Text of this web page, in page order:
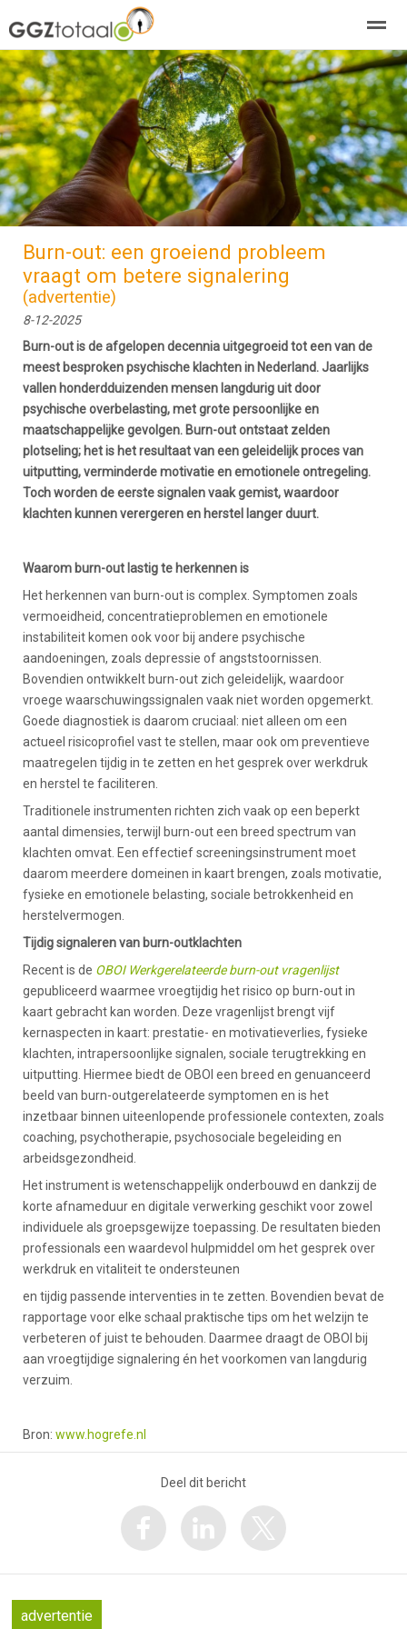
over GGZTotaal abonneren agenda adverteren E-
Home Nieuws Zoeken Pagina's E-
Burn-out: een groeiend probleem
vraagt om betere signalering
(advertentie)
8-12-2025
Burn-out is de afgelopen decennia uitgegroeid tot een van de
meest besproken psychische klachten in Nederland. Jaarlijks
vallen honderdduizenden mensen langdurig uit door
psychische overbelasting, met grote persoonlijke en
maatschappelijke gevolgen. Burn-out ontstaat zelden
plotseling; het is het resultaat van een geleidelijk proces van
uitputting, verminderde motivatie en emotionele ontregeling.
Toch worden de eerste signalen vaak gemist, waardoor
klachten kunnen verergeren en herstel langer duurt.
Waarom burn-out lastig te herkennen is
Het herkennen van burn-out is complex. Symptomen zoals
vermoeidheid, concentratieproblemen en emotionele
instabiliteit komen ook voor bij andere psychische
aandoeningen, zoals depressie of angststoornissen.
Bovendien ontwikkelt burn-out zich geleidelijk, waardoor
vroege waarschuwingssignalen vaak niet worden opgemerkt.
Goede diagnostiek is daarom cruciaal: niet alleen om een
actueel risicoprofiel vast te stellen, maar ook om preventieve
maatregelen tijdig in te zetten en het gesprek over werkdruk
en herstel te faciliteren.
Traditionele instrumenten richten zich vaak op een beperkt
aantal dimensies, terwijl burn-out een breed spectrum van
klachten omvat. Een effectief screeningsinstrument moet
daarom meerdere domeinen in kaart brengen, zoals motivatie,
fysieke en emotionele belasting, sociale betrokkenheid en
herstelvermogen.
Tijdig signaleren van burn-outklachten
Recent is de OBOI Werkgerelateerde burn-out vragenlijst
gepubliceerd waarmee vroegtijdig het risico op burn-out in
kaart gebracht kan worden. Deze vragenlijst brengt vijf
kernaspecten in kaart: prestatie- en motivatieverlies, fysieke
klachten, intrapersoonlijke signalen, sociale terugtrekking en
uitputting. Hiermee biedt de OBOI een breed en genuanceerd
beeld van burn-outgerelateerde symptomen en is het
inzetbaar binnen uiteenlopende professionele contexten, zoals
coaching, psychotherapie, psychosociale begeleiding en
arbeidsgezondheid.
Het instrument is wetenschappelijk onderbouwd en dankzij de
korte afnameduur en digitale verwerking geschikt voor zowel
individuele als groepsgewijze toepassing. De resultaten bieden
professionals een waardevol hulpmiddel om het gesprek over
werkdruk en vitaliteit te ondersteunen
en tijdig passende interventies in te zetten. Bovendien bevat de
rapportage voor elke schaal praktische tips om het welzijn te
verbeteren of juist te behouden. Daarmee draagt de OBOI bij
aan vroegtijdige signalering én het voorkomen van langdurig
verzuim.
Bron: www.hogrefe.nl
Deel dit bericht
advertentie